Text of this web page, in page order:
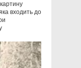
входить до